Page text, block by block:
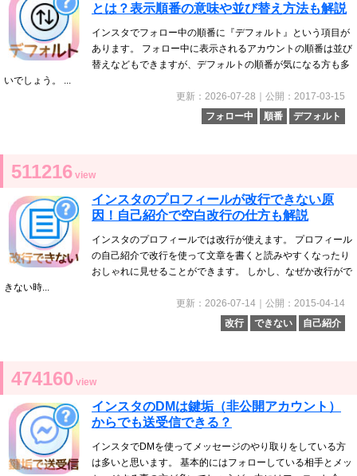
とは？表示順番の意味や並び替え方法も解説
インスタでフォロー中の順番に『デフォルト』という項目が
あります。 フォロー中に表示されるアカウントの順番は並び
替えなどもできますが、デフォルトの順番が気になる方も多
いでしょう。 ...
更新：2026-07-28｜公開：2017-03-15
フォロー中
順番 デフォルト
511216 view
インスタのプロフィールが改行できない原
因！自己紹介で空白改行の仕方も解説
インスタのプロフィールでは改行が使えます。 プロフィール
の自己紹介で改行を使って文章を書くと読みやすくなったり
おしゃれに見せることができます。 しかし、なぜか改行がで
きない時...
更新：2026-07-14｜公開：2015-04-14
改行
できない 自己紹介
474160 view
インスタのDMは鍵垢（非公開アカウント）
からでも送受信できる？
インスタでDMを使ってメッセージのやり取りをしている方
は多いと思います。 基本的にはフォローしている相手とメッ